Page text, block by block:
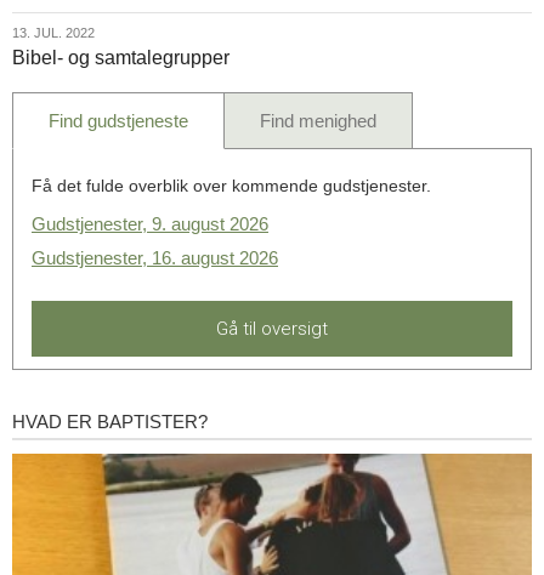
2022
13.
jul.
2022
13. JUL. 2022
Bibel- og samtalegrupper
Find gudstjeneste Find menighed
Få det fulde overblik over kommende gudstjenester.
Gudstjenester, 9. august 2026
Gudstjenester, 16. august 2026
Gå til oversigt
Hvad
er
HVAD ER BAPTISTER?